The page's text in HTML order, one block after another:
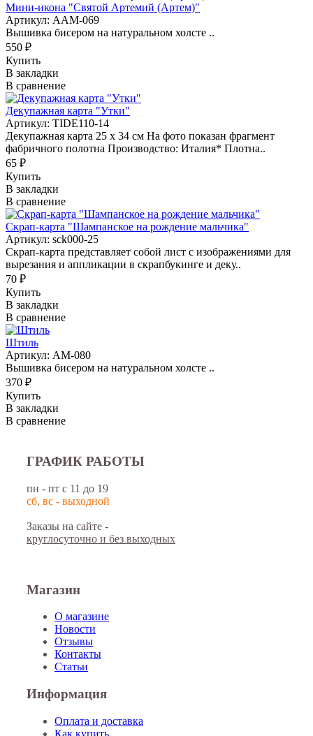
Мини-икона "Святой Артемий (Артем)"
Артикул: AAM-069
Вышивка бисером на натуральном холсте ..
550 ₽
Купить
В закладки
В сравнение
Декупажная карта "Утки"
Артикул: TIDE110-14
Декупажная карта 25 х 34 см На фото показан фрагмент
фабричного полотна Производство: Италия* Плотна..
65 ₽
Купить
В закладки
В сравнение
Скрап-карта "Шампанское на рождение мальчика"
Артикул: sck000-25
Скрап-карта представляет собой лист с изображениями для
вырезания и аппликации в скрапбукинге и деку..
70 ₽
Купить
В закладки
В сравнение
Штиль
Артикул: AM-080
Вышивка бисером на натуральном холсте ..
370 ₽
Купить
В закладки
В сравнение
ГРАФИК РАБОТЫ
пн - пт с 11 до 19
сб, вс - выходной
Заказы на сайте -
круглосуточно и без выходных
Магазин
О магазине
Новости
Отзывы
Контакты
Статьи
Информация
Оплата и доставка
Как купить